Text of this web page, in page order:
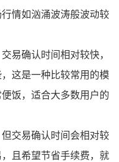
情如汹涌波涛般波动较
易确认时间相对较快，
这是一种比较常用的模
饭，适合大多数用户的
交易确认时间会相对较
且希望节省手续费，就